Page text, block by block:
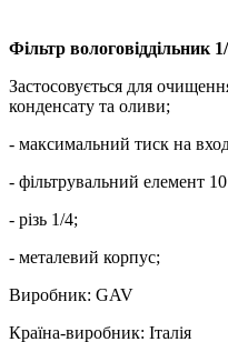
Фільтр вологовіддільник
Застосовується для
конденсату та оливи;
- максимальний тиск на
- фільтрувальний елемент
- різь 1/4;
- металевий корпус;
Виробник: GAV
Країна-виробник: Італія